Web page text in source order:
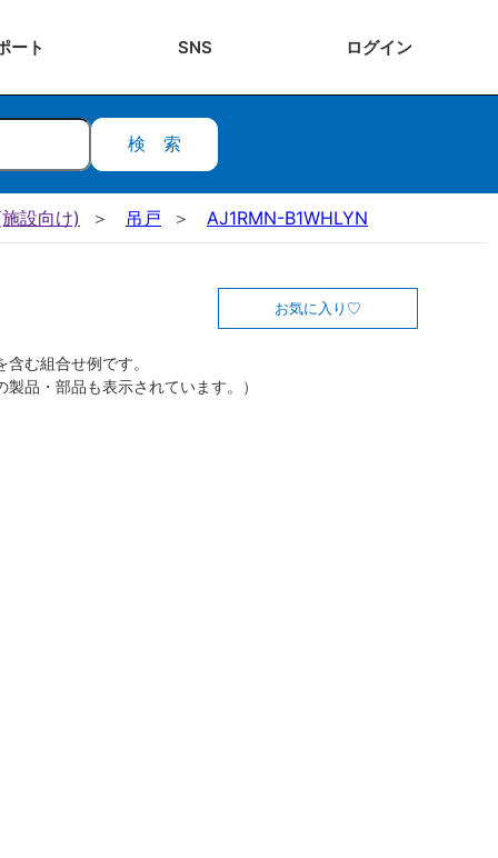
ート SNS ログイン
検索
設向け) 吊戸 AJ1RMN-B1WHLYN
お気に入り
む組合せ例です。
製品・部品も表示されています。）